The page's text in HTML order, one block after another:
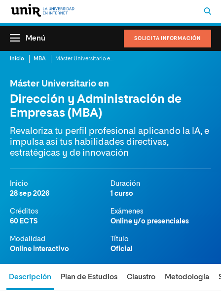
SOLICITA INFORMACIÓN
Menú
Inicio MBA
Máster Universitario en
Dirección y Administración de
Empresas (MBA)
Revaloriza tu perfil profesional aplicando la IA, e
impulsa así tus habilidades directivas,
estratégicas y de innovación
Inicio
28 sep 2026
Duración
1 curso
Créditos
60 ECTS
Exámenes
Online y/o presenciales
Modalidad
Online interactivo
Título
Oficial
Descripción Plan de Estudios Claustro Metodología